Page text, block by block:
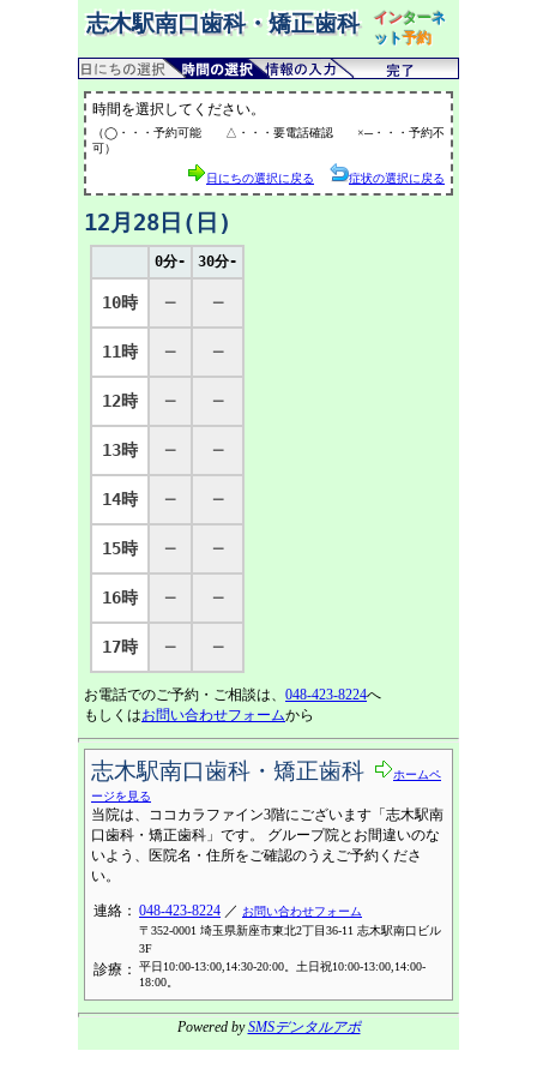
志木駅南口歯科・矯正歯科 インターネ
ット予約
時間を選択してください。
（◯・・・予約可能 △・・・要電話確認 ×─・・・予約不
可）
日にちの選択に戻る 症状の選択に戻る
12月28日(日)
0分- 30分-
10時 ─ ─
11時 ─ ─
12時 ─ ─
13時 ─ ─
14時 ─ ─
15時 ─ ─
16時 ─ ─
17時 ─ ─
お電話でのご予約・ご相談は、 048-423-8224へ
もしくはお問い合わせフォームから
志木駅南口歯科・矯正歯科
ホームペ
ージを見る
当院は、ココカラファイン3階にございます「志木駅南
口歯科・矯正歯科」です。 グループ院とお間違いのな
いよう、医院名・住所をご確認のうえご予約くださ
い。
連絡： 048-423-8224 ／ お問い合わせフォーム
〒352-0001 埼玉県新座市東北2丁目36-11 志木駅南口ビル
3F
診療：
平日10:00-13:00,14:30-20:00。土日祝10:00-13:00,14:00-
18:00。
Powered bySMSデンタルアポ